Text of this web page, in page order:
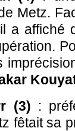
Metz.
a affiché
(3) :
fêtait sa